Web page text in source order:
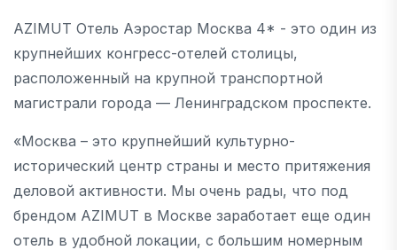
AZIMUT Отель Аэростар Москва 4* - это один из
крупнейших конгресс-отелей столицы,
расположенный на крупной транспортной
магистрали города — Ленинградском проспекте.
«Москва – это крупнейший культурно-
исторический центр страны и место притяжения
деловой активности. Мы очень рады, что под
брендом AZIMUT в Москве заработает еще один
отель в удобной локации, с большим номерным